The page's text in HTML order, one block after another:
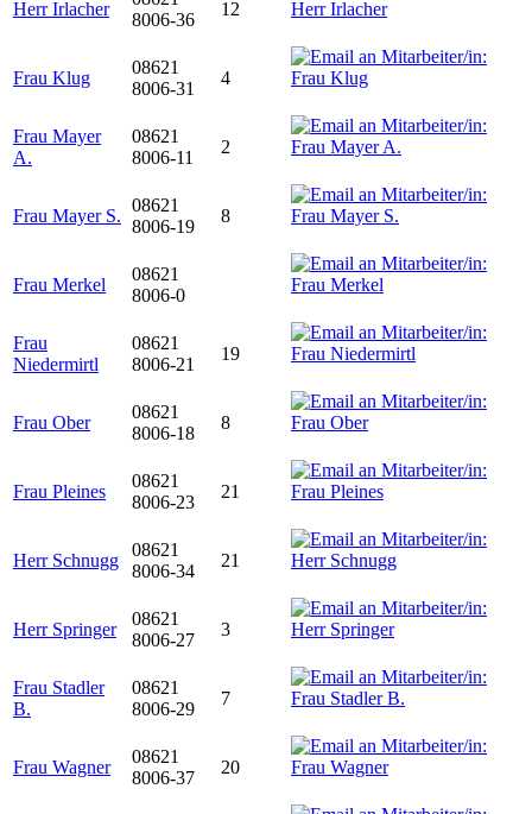
Herr Irlacher
8006-36
12
Frau Klug
08621
8006-31
4
Frau Mayer
A.
08621
8006-11
2
Frau Mayer S.
08621
8006-19
8
Frau Merkel
08621
8006-0
Frau
Niedermirtl
08621
8006-21
19
Frau Ober
08621
8006-18
8
Frau Pleines
08621
8006-23
21
Herr Schnugg
08621
8006-34
21
Herr Springer
08621
8006-27
3
Frau Stadler
B.
08621
8006-29
7
Frau Wagner
08621
8006-37
20